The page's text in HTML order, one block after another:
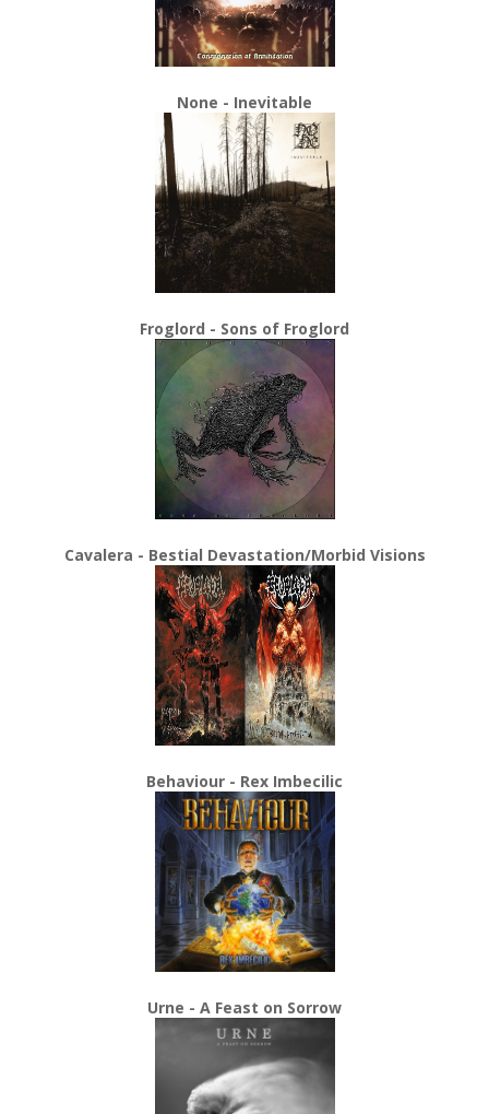
None - Inevitable
Froglord - Sons of Froglord
Cavalera - Bestial Devastation/Morbid Visions
Behaviour - Rex Imbecilic
Urne - A Feast on Sorrow